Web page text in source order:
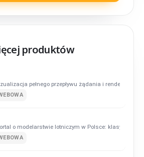
produktów
pełnego przepływu żądania i renderu w
o modelarstwie lotniczym w Polsce: klasy, kluby,